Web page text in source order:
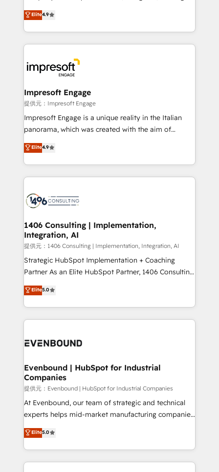
Platform Migration Excellence. • Top 3 Partner of the
Year LATAM 2022, 2023, 2024, 2025. • Partner of the
business with HubSpot? Let Cebra’s experts help
you grow faster, smarter, and with impact.
thinkers. We blend strategy, design, and
development—always fueled by curiosity—to turn
ideas, opportunities, and challenges into meaningful
experiences. To us, technology is more than just
and—most importantly—simple. That’s why we lean
into bold ideas and shape them into thoughtful
products and strategies that actually make a
difference.
Elite4.9
Impresoft Engage
提供元：Impresoft Engage
Impresoft Engage is a unique reality in the Italian
panorama, which was created with the aim of
putting Customer Experience at the center by
creating digital environments capable of integrating
people, processes and data. We offer the best
digital solutions on the market, ranging from CRM
marketing automation to online and offline sales
allowing companies to optimize processes and meet
the needs of the customer. We are part of Impresoft
Group, a group of specialized and complementary
companies that divide their offer into 4
Competence Centers: Smart Manufacturing,
The synergies generated by these integrations,
together with the combination of talents, skills,
to accompany companies on their digital
Elite4.9
1406 Consulting | Implementation,
Integration, AI
提供元：1406 Consulting | Implementation, Integration, AI
Strategic HubSpot Implementation + Coaching
Partner As an Elite HubSpot Partner, 1406 Consulting
helps mid-market revenue teams transform how
they sell, market, and serve. We don't just build your
HubSpot—we teach your team to own it, then stay
to help you keep winning. What We Do ⚙️ CRM
Data & Content 📈 Sales & Marketing Alignment +
Agent Creation 🔄 Custom Integrations & Data
Migration Why 1406 We become part of your team.
Your team learns while we build. We fix what others
broke. Built for mid-market reality—practical
solutions that work with your actual headcount and
HubSpot partners 🔄 Top 5% globally in client
retention 📅 8+ years of consistent results since 2017
Elite5.0
Evenbound | HubSpot for Industrial
Companies
提供元：Evenbound | HubSpot for Industrial Companies
At Evenbound, our team of strategic and technical
experts helps mid-market manufacturing companies
achieve real growth. We specialize in delivering
tailored solutions that drive results by leveraging
HubSpot’s platform and data to fuel success.
Technical Solutions: - HubSpot Technical Consulting -
Elite5.0